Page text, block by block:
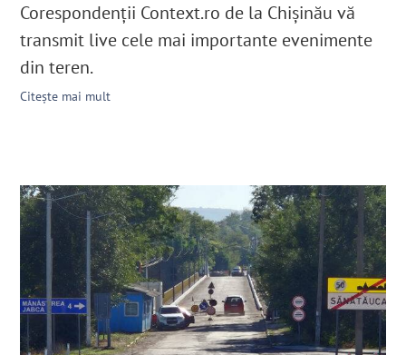
Corespondenții Context.ro de la Chișinău vă
transmit live cele mai importante evenimente
din teren.
Citește mai mult